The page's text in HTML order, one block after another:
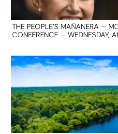
THE PEOPLE’S MAÑANERA —
CONFERENCE — WEDNESDAY,